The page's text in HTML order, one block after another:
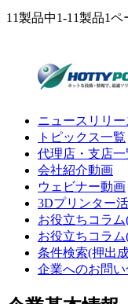
11製品中1-11製品1ペ
ニュースリリ
トピックス一覧
代理店・支店一
会社紹介動画
ウェビナー動画
3Dプリンター
お役立ちコラ
お役立ちコラ
条件検索(押出
企業へのお問